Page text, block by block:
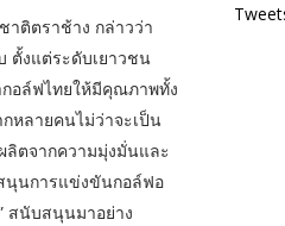
าติตราช้าง กล่าวว่า
ตั้งแต่ระดับเยาวชน
อล์ฟไทยให้มีคุณภาพทั้ง
หลายคนไม่ว่าจะเป็น
ลิตจากความมุ่งมั่นและ
นุนการแข่งขันกอล์ฟอ
สนับสนุนมาอย่าง